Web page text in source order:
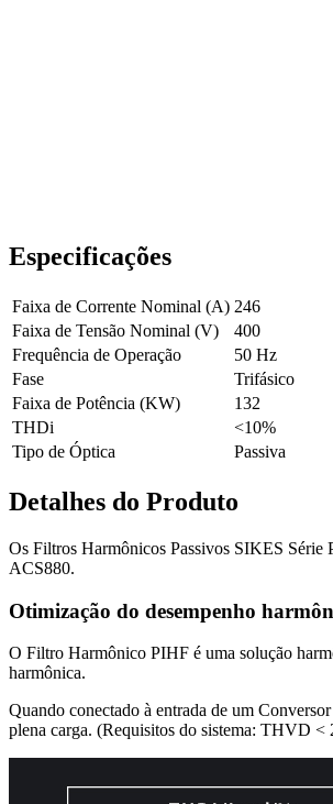
Especificações
Faixa de Corrente Nominal (A) 246
Faixa de Tensão Nominal (V)
400
Frequência de Operação
50 Hz
Fase
Trifásico
Faixa de Potência (KW)
132
THDi
<10%
Tipo de Óptica
Passiva
Detalhes do Produto
Os Filtros Harmônicos Passivos SIKES
ACS880.
Otimização do desempenho
O Filtro Harmônico PIHF é uma solução
harmônica.
Quando conectado à entrada de um
plena carga. (Requisitos do sistema: THVD